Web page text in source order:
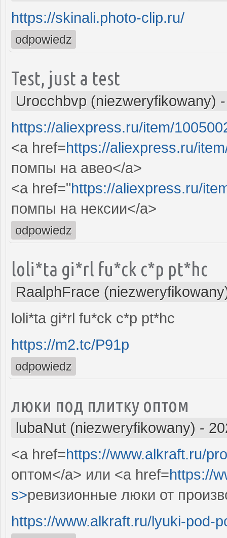
https://skinali.photo-clip.ru/
odpowiedz
Test, just a test
Urocchbvp (niezweryfikowany)
https://aliexpress.ru/item/
<a href=https://aliexpress.ru/
помпы на авео</a>
<a href="https://aliexpress.ru/
помпы на нексии</a>
odpowiedz
loli*ta gi*rl fu*ck c*p pt*hc
RaalphFrace
loli*ta gi*rl fu*ck c*p pt*hc
https://m2.tc/P91p
odpowiedz
люки под плитку оптом
lubaNut (niezweryfikowany) -
<a href=https://www.alkraft.ru/
оптом</a> или <a href=https://
s>ревизионные люки от
https://www.alkraft.ru/lyuki-pod-